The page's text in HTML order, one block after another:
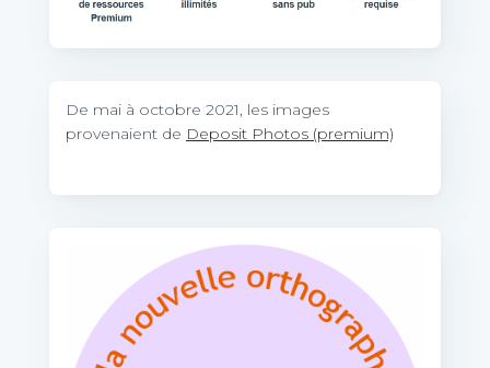
De mai à octobre 2021, les images
provenaient de Deposit Photos (premium)